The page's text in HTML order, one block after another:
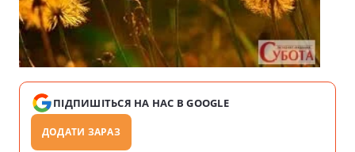
ПІДПИШІТЬСЯ НА НАС В GOOGLE
ДОДАТИ ЗАРАЗ